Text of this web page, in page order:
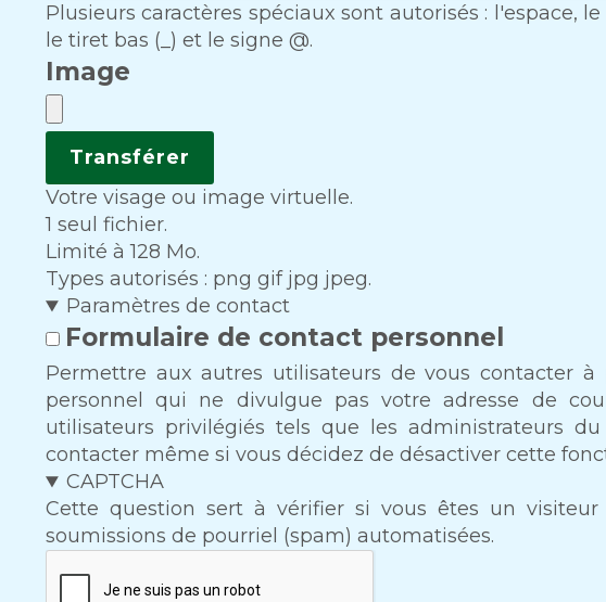
Plusieurs caractères spéciaux sont autorisés : l'espace,
le tiret bas (_) et le signe @.
Image
Votre visage ou image virtuelle.
1 seul fichier.
Limité à 128 Mo.
Types autorisés : png gif jpg jpeg.
Paramètres de contact
Formulaire de contact personnel
Permettre aux autres utilisateurs de vous contacter
personnel qui ne divulgue pas votre adresse de
utilisateurs privilégiés tels que les administrateurs
contacter même si vous décidez de désactiver cette
CAPTCHA
Cette question sert à vérifier si vous êtes un
soumissions de pourriel (spam) automatisées.